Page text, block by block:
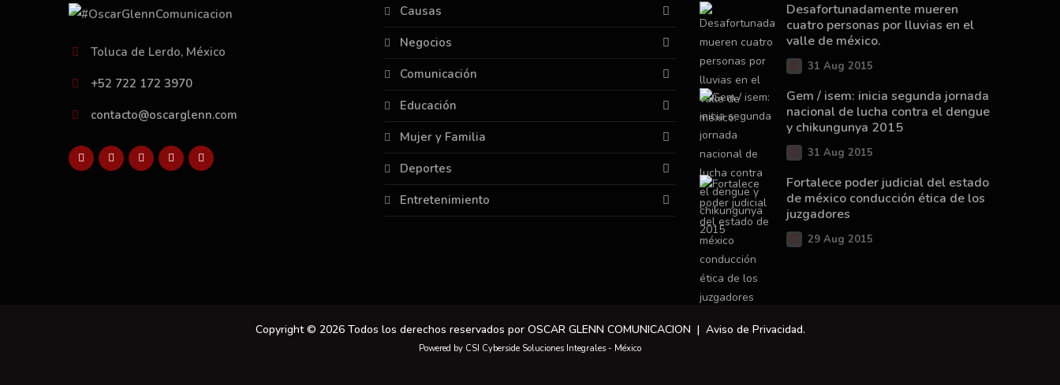
Toluca de Lerdo, México
+52 722 172 3970
contacto@oscarglenn.com
Causas
Negocios
Comunicación
Educación
Mujer y Familia
Deportes
Entretenimiento
Desafortunadamente mueren
cuatro personas por lluvias en el
valle de méxico.
31 Aug 2015
Gem / isem: inicia segunda jornada
nacional de lucha contra el dengue
y chikungunya 2015
31 Aug 2015
Fortalece poder judicial del estado
de méxico conducción ética de los
juzgadores
29 Aug 2015
Copyright © 2026 Todos los derechos reservados por OSCAR GLENN COMUNICACION | Aviso de Privacidad.
Powered by CSI Cyberside Soluciones Integrales - México